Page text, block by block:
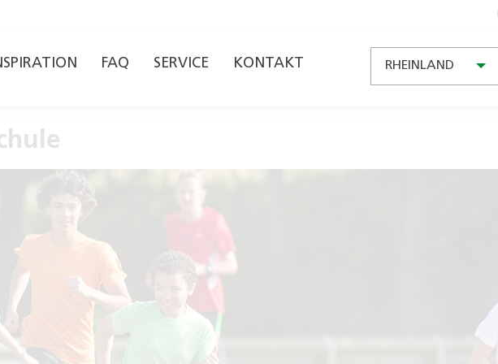
FAQ SERVICE KONTAKT RHEINLAND